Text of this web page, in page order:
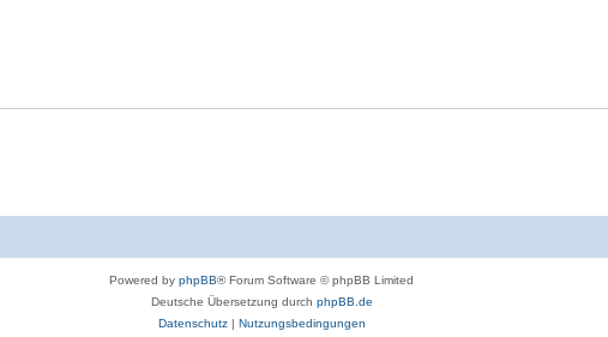
Powered by phpBB® Forum Software © phpBB Limited
Deutsche Übersetzung durch phpBB.de
Datenschutz| Nutzungsbedingungen